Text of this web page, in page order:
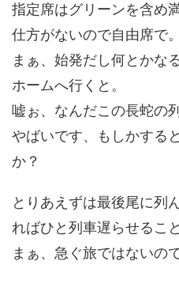
指定席はグリーンを含め
仕方がないので自由席で。
まぁ、始発だし何とかな
ホームへ行くと。
嘘ぉ、なんだこの長蛇の
やばいです、もしかする
か？
とりあえずは最後尾に列
ればひと列車遅らせること
まぁ、急ぐ旅ではないので